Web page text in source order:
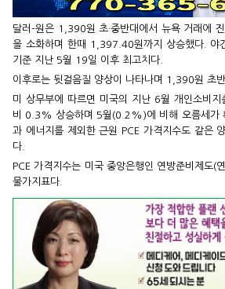
달러-원은 1,390원 초·중반대에서 뉴욕 거래에
을 소화하며 한때 1,397.40원까지 상승했다. 야
기준 지난 5월 19일 이후 최고치다.
이후로는 뒷걸음질 양상이 나타나며 1,390원 초
미 상무부에 따르면 미국의 지난 6월 개인소비지
비 0.3% 상승하며 5월(0.2%)에 비해 오름세가
과 에너지를 제외한 근원 PCE 가격지수도 같
다.
PCE 가격지수는 미국 중앙은행인 연방준비제도(
물가지표다.